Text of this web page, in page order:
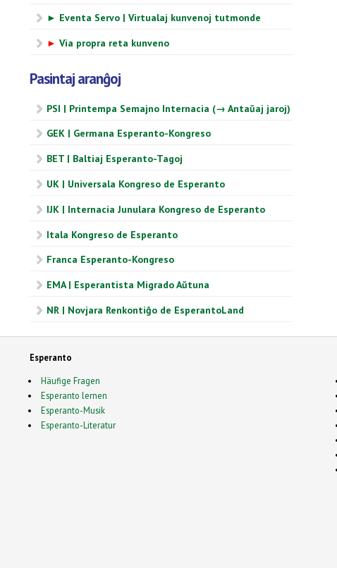
► Eventa Servo | Virtualaj kunvenoj tutmonde
► Via propra reta kunveno
Pasintaj aranĝoj
PSI | Printempa Semajno Internacia (→ Antaŭaj jaroj)
GEK | Germana Esperanto-Kongreso
BET | Baltiaj Esperanto-Tagoj
UK | Universala Kongreso de Esperanto
IJK | Internacia Junulara Kongreso de Esperanto
Itala Kongreso de Esperanto
Franca Esperanto-Kongreso
EMA | Esperantista Migrado Aŭtuna
NR | Novjara Renkontiĝo de EsperantoLand
Esperanto
Häufige Fragen
Esperanto lernen
Esperanto-Musik
Esperanto-Literatur